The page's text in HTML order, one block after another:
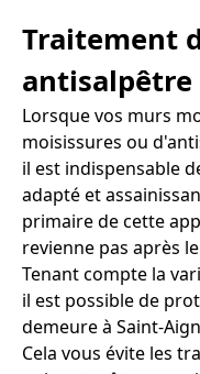
Traitement
antisalpêtre
Lorsque vos murs
moisissures ou
il est indispensable
adapté et
primaire de cette
revienne pas après
Tenant compte la
il est possible de
demeure à Saint-
Cela vous évite les